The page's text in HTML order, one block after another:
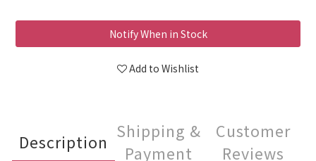
Notify When in Stock
Add to Wishlist
Description
Shipping &
Payment
Customer
Reviews